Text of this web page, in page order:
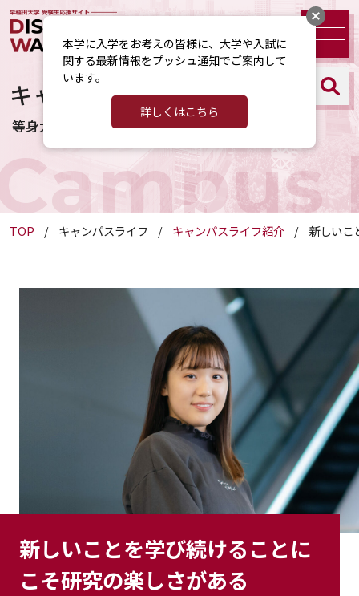
キャンパスライフ紹介
等身大の早大生をクローズアップ！
TOP キャンパスライフ キャンパスライフ紹介 新しいこ
新しいことを学び続けることに
こそ研究の楽しさがある
本学に入学をお考えの皆様に、大学や入試に
関する最新情報をプッシュ通知でご案内して
います。
詳しくはこちら